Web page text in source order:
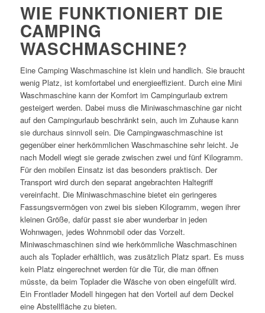
WIE FUNKTIONIERT DIE
CAMPING
WASCHMASCHINE?
Eine Camping Waschmaschine ist klein und handlich. Sie braucht
wenig Platz, ist komfortabel und energieeffizient. Durch eine Mini
Waschmaschine kann der Komfort im Campingurlaub extrem
gesteigert werden. Dabei muss die Miniwaschmaschine gar nicht
auf den Campingurlaub beschränkt sein, auch im Zuhause kann
sie durchaus sinnvoll sein. Die Campingwaschmaschine ist
gegenüber einer herkömmlichen Waschmaschine sehr leicht. Je
nach Modell wiegt sie gerade zwischen zwei und fünf Kilogramm.
Für den mobilen Einsatz ist das besonders praktisch. Der
Transport wird durch den separat angebrachten Haltegriff
vereinfacht. Die Miniwaschmaschine bietet ein geringeres
Fassungsvermögen von zwei bis sieben Kilogramm, wegen ihrer
kleinen Größe, dafür passt sie aber wunderbar in jeden
Wohnwagen, jedes Wohnmobil oder das Vorzelt.
Miniwaschmaschinen sind wie herkömmliche Waschmaschinen
auch als Toplader erhältlich, was zusätzlich Platz spart. Es muss
kein Platz eingerechnet werden für die Tür, die man öffnen
müsste, da beim Toplader die Wäsche von oben eingefüllt wird.
Ein Frontlader Modell hingegen hat den Vorteil auf dem Deckel
eine Abstellfläche zu bieten.